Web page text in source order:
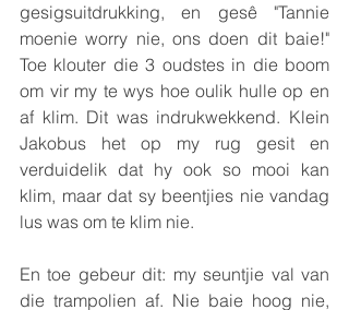
gesigsuitdrukking, en gesê "Tannie
moenie worry nie, ons doen dit baie!"
Toe klouter die 3 oudstes in die boom
om vir my te wys hoe oulik hulle op en
af klim. Dit was indrukwekkend. Klein
Jakobus het op my rug gesit en
verduidelik dat hy ook so mooi kan
klim, maar dat sy beentjies nie vandag
lus was om te klim nie.
En toe gebeur dit: my seuntjie val van
die trampolien af. Nie baie hoog nie,